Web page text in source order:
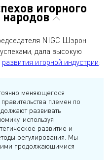
игорного
народов
NIGC Шэрон
дала высокую
развития игорной индустрии:
меняющегося
племен по
развивать
используя
развитие и
регулирования. Мы
продолжающимися